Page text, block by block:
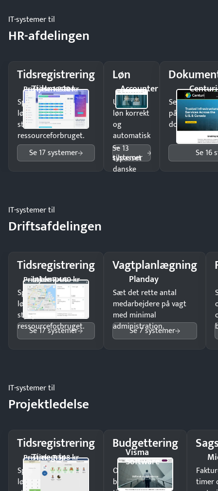
IT-systemer til
HR-afdelingen
Tidsregistrering
Tidsmester
Pristjek: 1.200 kr
Spar tid på
lønberegning og få
styr på
ressourceforbruget.
Se 17 systemer
Løn
Accounter
Udbetal
løn korrekt
og
automatisk
—
tilpasset
danske
Se 13
systemer
Centuri
Send
på minutter
dokumenter.
Se 16
IT-systemer til
Driftsafdelingen
Tidsregistrering
Intempus
Pristjek: 7.440 kr
Spar tid på
lønberegning og få
styr på
ressourceforbruget.
Se 17 systemer
Vagtplanlægning
Planday
Sæt det rette antal
medarbejdere på vagt
med minimal
administration.
Se 7 systemer
IT-systemer til
Projektledelse
Tidsregistrering
Timegrip
Pristjek: 7.548 kr
Spar tid på
lønberegning og få
Budgettering
Visma
Software
Opdag
budgetafvigelser i
timer